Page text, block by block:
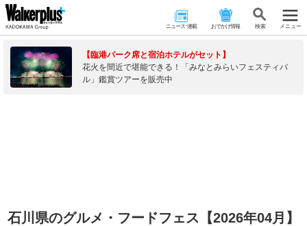
ニュース･連載 おでかけ情報 検 索 メニュー
【臨港パーク席と宿泊ホテルがセット】
花火を間近で堪能できる！「みなとみらいフェスティバ
ル」鑑賞ツアーを販売中
石川県のグルメ・フードフェス【2026年04月】